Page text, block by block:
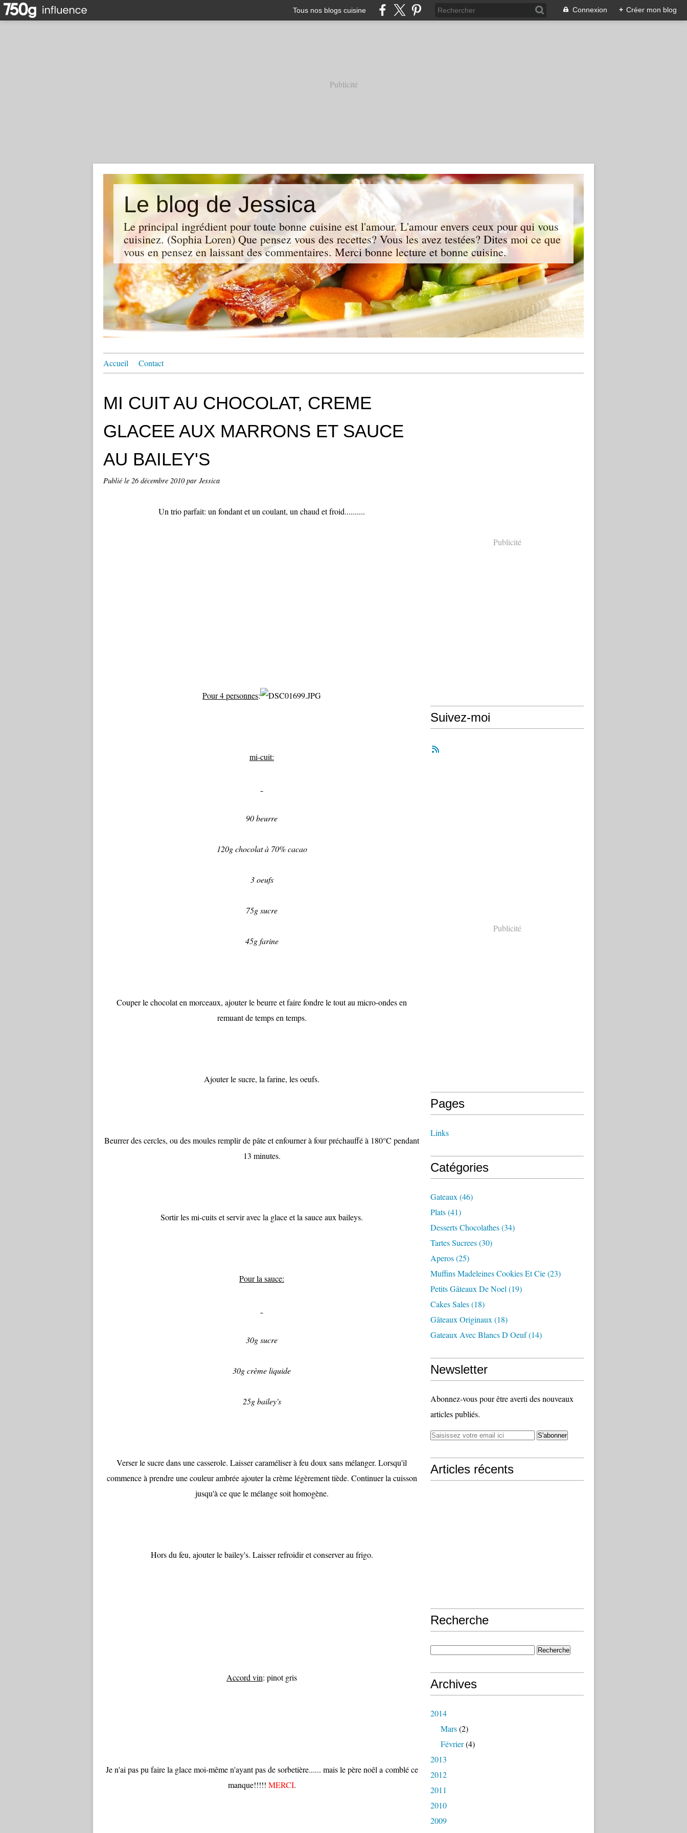
Tous nos blogs cuisine Connexion + Créer mon blog
Publicité
Le blog de Jessica
Le principal ingrédient pour toute bonne cuisine est l'amour. L'amour envers ceux pour qui vous
cuisinez. (Sophia Loren) Que pensez vous des recettes? Vous les avez testées? Dites moi ce que
vous en pensez en laissant des commentaires. Merci bonne lecture et bonne cuisine.
Accueil Contact
MI CUIT AU CHOCOLAT, CREME
GLACEE AUX MARRONS ET SAUCE
AU BAILEY'S
Publié le 26 décembre 2010par Jessica
Un trio parfait: un fondant et un coulant, un chaud et froid..........
Pour 4 personnes:
mi-cuit:
90 beurre
120g chocolat à 70% cacao
3 oeufs
75g sucre
45g farine
Couper le chocolat en morceaux, ajouter le beurre et faire fondre le tout au micro-ondes en
remuant de temps en temps.
Ajouter le sucre, la farine, les oeufs.
Beurrer des cercles, ou des moules remplir de pâte et enfourner à four préchauffé à 180°C pendant
13 minutes.
Sortir les mi-cuits et servir avec la glace et la sauce aux baileys.
Pour la sauce:
30g sucre
30g crème liquide
25g bailey's
Verser le sucre dans une casserole. Laisser caraméliser à feu doux sans mélanger. Lorsqu'il
commence à prendre une couleur ambrée ajouter la crème légèrement tiède. Continuer la cuisson
jusqu'à ce que le mélange soit homogène.
Hors du feu, ajouter le bailey's. Laisser refroidir et conserver au frigo.
Accord vin: pinot gris
Je n'ai pas pu faire la glace moi-même n'ayant pas de sorbetière...... mais le père noêl a comblé ce
manque!!!!! MERCI.
Publicité
Suivez-moi
Publicité
Pages
Links
Catégories
Gateaux (46)
Plats(41)
Desserts Chocolathes(34)
Tartes Sucrees(30)
Aperos(25)
Muffins Madeleines Cookies Et Cie(23)
Petits Gâteaux De Noel (19)
Cakes Sales(18)
Gâteaux Originaux (18)
Gateaux Avec Blancs D Oeuf(14)
Newsletter
Abonnez-vous pour être averti des nouveaux
articles publiés.
Articles récents
Recherche
Archives
2014
Mars(2)
Février(4)
2013
2012
2011
2010
2009